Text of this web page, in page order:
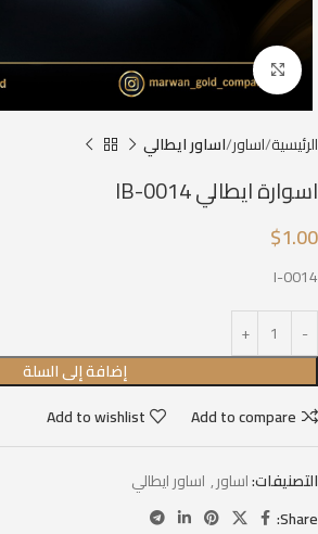
Click to enlarge
الرئيسية اساور اساور ايطالي
اسوارة ايطالي IB-0014
$1.00
I-0014
إضافة إلى السلة
Add to compare
Add to wishlist
التصنيفات:اساور, اساور ايطالي
Share: